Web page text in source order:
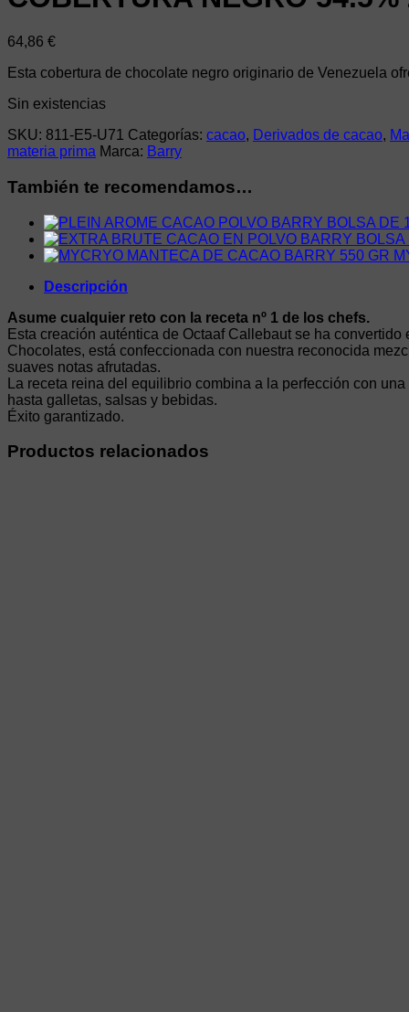
64,86 €
Esta cobertura de chocolate negro originario de Venezuela
Sin existencias
SKU: 811-E5-U71 Categorías: cacao, Derivados de cacao,
materia prima Marca: Barry
También te recomendamos…
Descripción
Asume cualquier reto con la receta nº 1 de los chefs.
Esta creación auténtica de Octaaf Callebaut se ha
Chocolates, está confeccionada con nuestra reconocida
suaves notas afrutadas.
La receta reina del equilibrio combina a la perfección con
hasta galletas, salsas y bebidas.
Éxito garantizado.
Productos relacionados